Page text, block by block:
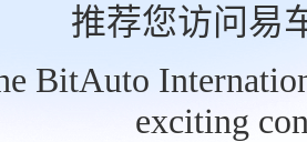
推荐您访问易
BitAuto
exciting
路丝滑避让行人电瓶车